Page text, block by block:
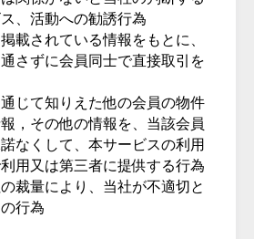
、活動への勧誘行為
載されている情報をもとに、
さずに会員同士で直接取引を
じて知りえた他の会員の物件
，その他の情報を、当該会員
なくして、本サービスの利用
用又は第三者に提供する行為
裁量により、当社が不適切と
行為